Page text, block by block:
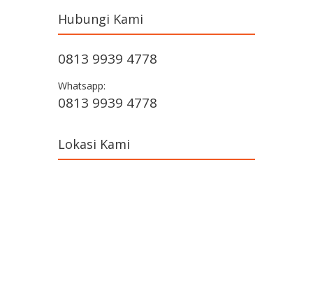
Hubungi Kami
0813 9939 4778
Whatsapp:
0813 9939 4778
Lokasi Kami